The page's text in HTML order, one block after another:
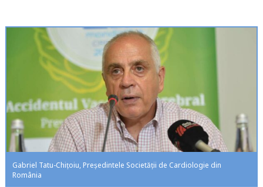
Gabriel Tatu-Chițoiu, Președintele Societății de Cardiologie din
România